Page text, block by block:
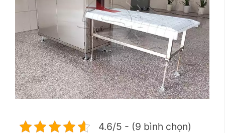
4.6/5 - (9 bình chọn)